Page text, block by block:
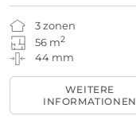
3 zonen
56 m2
44 mm
WEITERE
INFORMATIONEN